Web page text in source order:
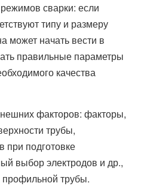
сварки: если
типу и размеру
может начать вести в
правильные параметры
качества
факторов: факторы,
трубы,
при подготовке
выбор электродов и др.,
трубы.